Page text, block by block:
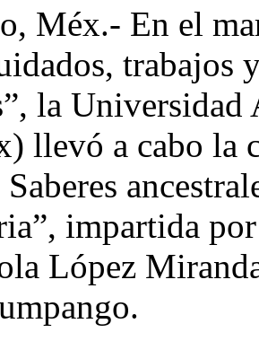
Méx.- En el
trabajos
la Universidad
llevó a cabo la
impartida
López